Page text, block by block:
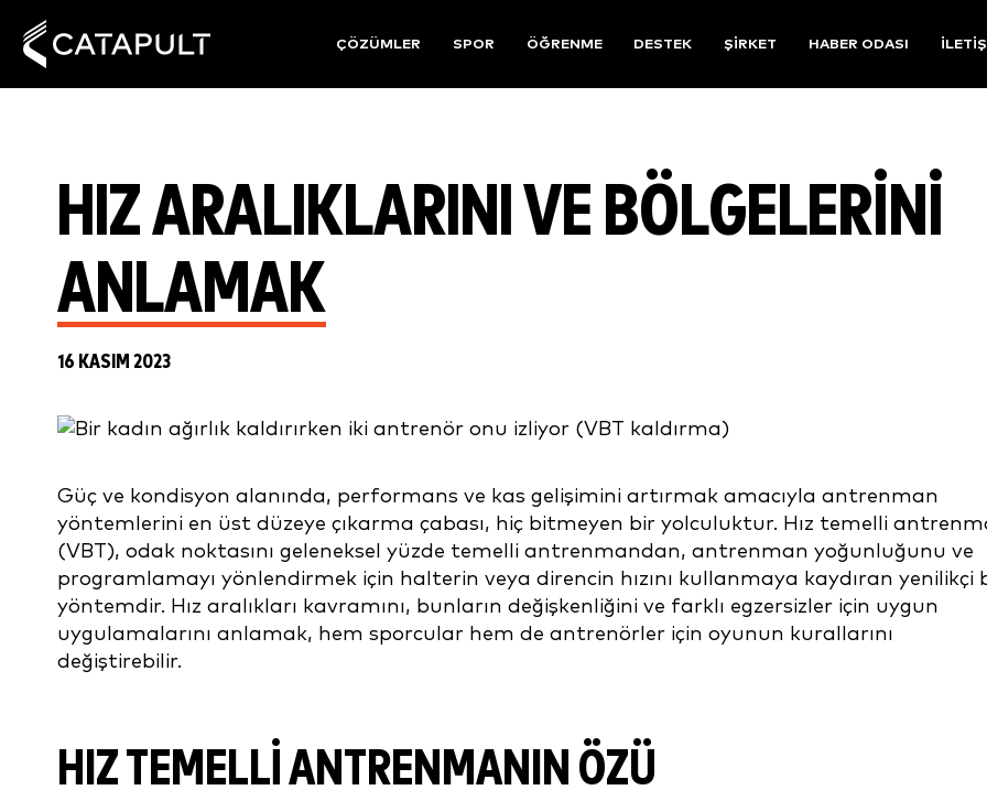
ÇÖZÜMLER SPOR ÖĞRENME DESTEK ŞIRKET HABER ODASI
HIZ ARALIKLARINI VE BÖLGELERINI
ANLAMAK
16 KASIM 2023
Güç ve kondisyon alanında, performans ve kas gelişimini artırmak amacıyla antrenman
yöntemlerini en üst düzeye çıkarma çabası, hiç bitmeyen bir yolculuktur. Hız temelli
(VBT), odak noktasını geleneksel yüzde temelli antrenmandan, antrenman yoğunluğunu ve
programlamayı yönlendirmek için halterin veya direncin hızını kullanmaya kaydıran yenilikçi
yöntemdir. Hız aralıkları kavramını, bunların değişkenliğini ve farklı egzersizler için uygun
uygulamalarını anlamak, hem sporcular hem de antrenörler için oyunun kurallarını
değiştirebilir.
HIZ TEMELLI ANTRENMANIN ÖZÜ